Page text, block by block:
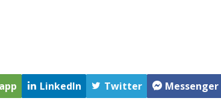
LinkedIn Twitter Messenger